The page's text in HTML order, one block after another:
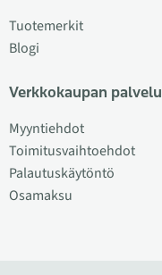
Tuotemerkit
Blogi
Verkkokaupan palvelu
Myyntiehdot
Toimitusvaihtoehdot
Palautuskäytöntö
Osamaksu